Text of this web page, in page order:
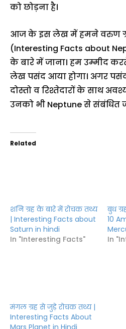
को छोड़ना है।
आज के इस लेख में हमने वरुण
(Interesting Facts about
के बारे में जाना। हम उम्मीद
लेख पसंद आया होगा। अगर
दोस्तो व रिश्तेदारों के साथ
उनको भी Neptune से संबंधित
Related
Saturn in hindi
In "Interesting Facts"
In
Categories
Amazing Facts,